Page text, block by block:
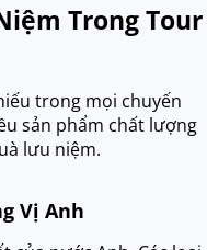
Trong Tour
trong mọi chuyến
sản phẩm chất lượng
lưu niệm.
Vị Anh